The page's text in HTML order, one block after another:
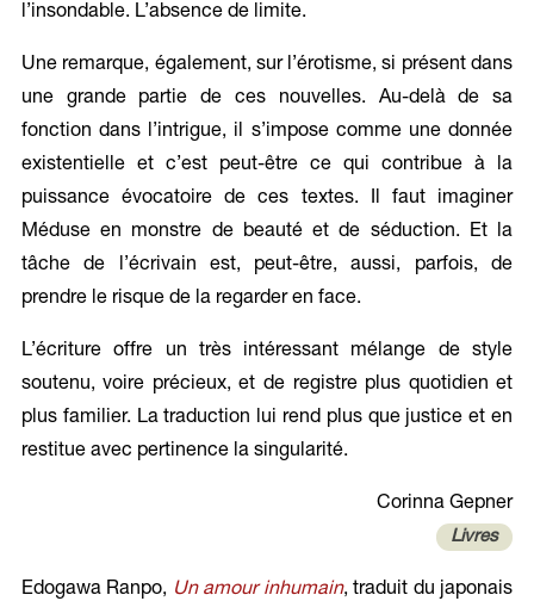
l’insondable. L’absence de limite.
Une remarque, également, sur l’érotisme, si présent dans
une grande partie de ces nouvelles. Au-delà de sa
fonction dans l’intrigue, il s’impose comme une donnée
existentielle et c’est peut-être ce qui contribue à la
puissance évocatoire de ces textes. Il faut imaginer
Méduse en monstre de beauté et de séduction. Et la
tâche de l’écrivain est, peut-être, aussi, parfois, de
prendre le risque de la regarder en face.
L’écriture offre un très intéressant mélange de style
soutenu, voire précieux, et de registre plus quotidien et
plus familier. La traduction lui rend plus que justice et en
restitue avec pertinence la singularité.
Corinna Gepner
Livres
Edogawa Ranpo, Un amour inhumain, traduit du japonais